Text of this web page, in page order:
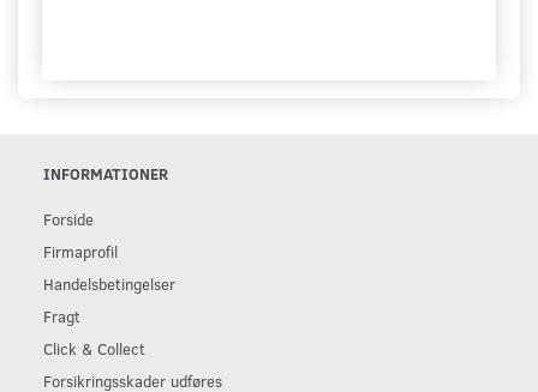
INFORMATIONER
Forside
Firmaprofil
Handelsbetingelser
Fragt
Click & Collect
Forsikringsskader udføres